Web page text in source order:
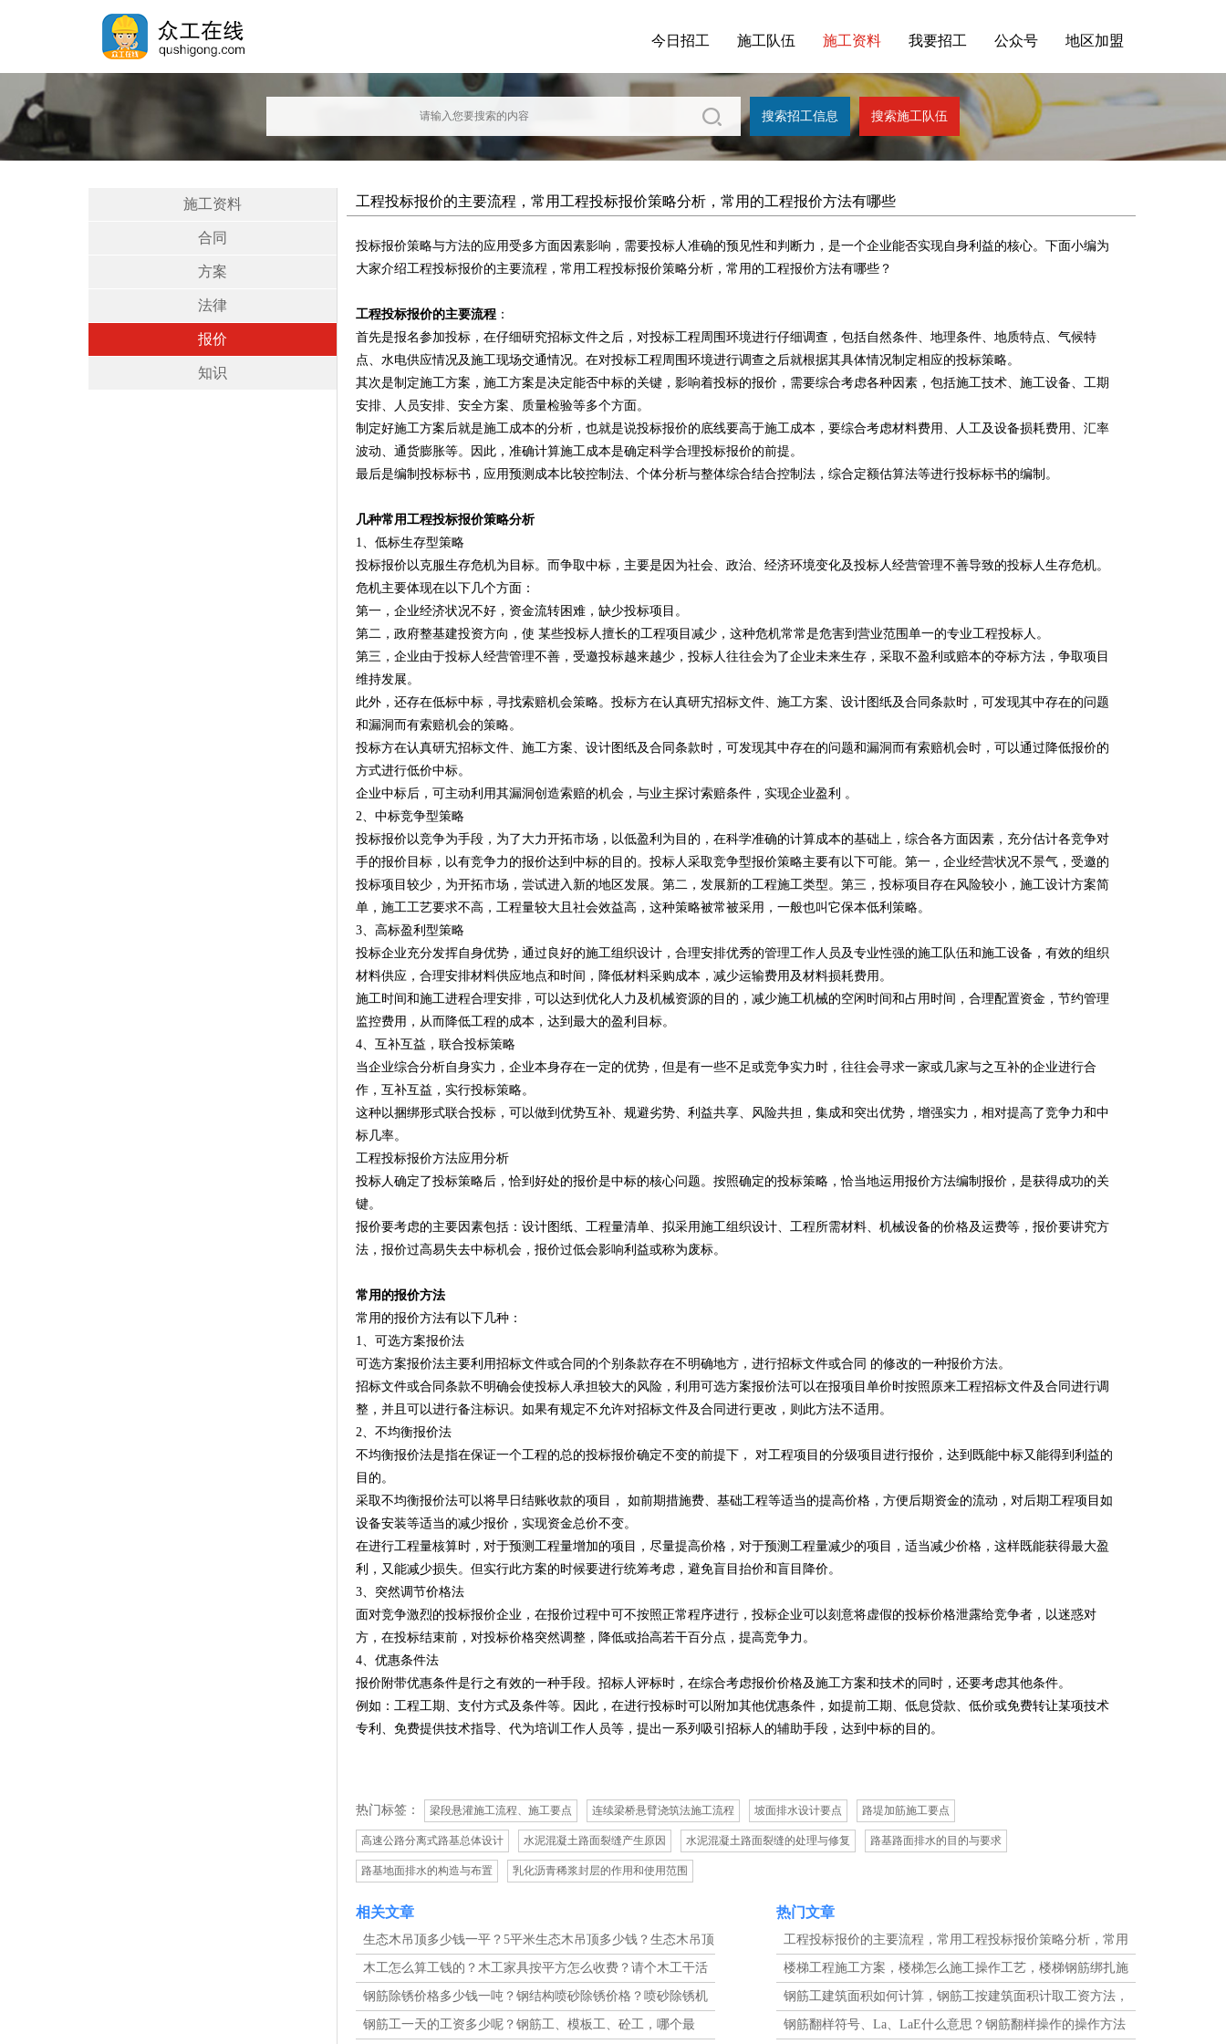
今日招工 施工队伍 施工资料 我要招工 公众号 地区加盟
施工资料
合同
方案
法律
报价
知识
工程投标报价的主要流程，常用工程投标报价策略分析，常用的工程报价方法有哪些
投标报价策略与方法的应用受多方面因素影响，需要投标人准确的预见性和判断力，是一个企业能否实现自身利益的核心。下面小编为
大家介绍工程投标报价的主要流程，常用工程投标报价策略分析，常用的工程报价方法有哪些？
工程投标报价的主要流程 ：
首先是报名参加投标，在仔细研究招标文件之后，对投标工程周围环境进行仔细调查，包括自然条件、地理条件、地质特点、气候特
点、水电供应情况及施工现场交通情况。在对投标工程周围环境进行调查之后就根据其具体情况制定相应的投标策略。
其次是制定施工方案，施工方案是决定能否中标的关键，影响着投标的报价，需要综合考虑各种因素，包括施工技术、施工设备、工期
安排、人员安排、安全方案、质量检验等多个方面。
制定好施工方案后就是施工成本的分析，也就是说投标报价的底线要高于施工成本，要综合考虑材料费用、人工及设备损耗费用、汇率
波动、通货膨胀等。因此，准确计算施工成本是确定科学合理投标报价的前提。
最后是编制投标标书，应用预测成本比较控制法、个体分析与整体综合结合控制法，综合定额估算法等进行投标标书的编制。
几种常用工程投标报价策略分析
1、低标生存型策略
投标报价以克服生存危机为目标。而争取中标，主要是因为社会、政治、经济环境变化及投标人经营管理不善导致的投标人生存危机。
危机主要体现在以下几个方面：
第一，企业经济状况不好，资金流转困难，缺少投标项目。
第二，政府整基建投资方向，使 某些投标人擅长的工程项目减少，这种危机常常是危害到营业范围单一的专业工程投标人。
第三，企业由于投标人经营管理不善，受邀投标越来越少，投标人往往会为了企业未来生存，采取不盈利或赔本的夺标方法，争取项目
维持发展。
此外，还存在低标中标，寻找索赔机会策略。投标方在认真研宄招标文件、施工方案、设计图纸及合同条款时，可发现其中存在的问题
和漏洞而有索赔机会的策略。
投标方在认真研宄招标文件、施工方案、设计图纸及合同条款时，可发现其中存在的问题和漏洞而有索赔机会时，可以通过降低报价的
方式进行低价中标。
企业中标后，可主动利用其漏洞创造索赔的机会，与业主探讨索赔条件，实现企业盈利 。
2、中标竞争型策略
投标报价以竞争为手段，为了大力开拓市场，以低盈利为目的，在科学准确的计算成本的基础上，综合各方面因素，充分估计各竞争对
手的报价目标，以有竞争力的报价达到中标的目的。投标人采取竞争型报价策略主要有以下可能。第一，企业经营状况不景气，受邀的
投标项目较少，为开拓市场，尝试进入新的地区发展。第二，发展新的工程施工类型。第三，投标项目存在风险较小，施工设计方案简
单，施工工艺要求不高，工程量较大且社会效益高，这种策略被常被采用，一般也叫它保本低利策略。
3、高标盈利型策略
投标企业充分发挥自身优势，通过良好的施工组织设计，合理安排优秀的管理工作人员及专业性强的施工队伍和施工设备，有效的组织
材料供应，合理安排材料供应地点和时间，降低材料采购成本，减少运输费用及材料损耗费用。
施工时间和施工进程合理安排，可以达到优化人力及机械资源的目的，减少施工机械的空闲时间和占用时间，合理配置资金，节约管理
监控费用，从而降低工程的成本，达到最大的盈利目标。
4、互补互益，联合投标策略
当企业综合分析自身实力，企业本身存在一定的优势，但是有一些不足或竞争实力时，往往会寻求一家或几家与之互补的企业进行合
作，互补互益，实行投标策略。
这种以捆绑形式联合投标，可以做到优势互补、规避劣势、利益共享、风险共担，集成和突出优势，增强实力，相对提高了竞争力和中
标几率。
工程投标报价方法应用分析
投标人确定了投标策略后，恰到好处的报价是中标的核心问题。按照确定的投标策略，恰当地运用报价方法编制报价，是获得成功的关
键。
报价要考虑的主要因素包括：设计图纸、工程量清单、拟采用施工组织设计、工程所需材料、机械设备的价格及运费等，报价要讲究方
法，报价过高易失去中标机会，报价过低会影响利益或称为废标。
常用的报价方法
常用的报价方法有以下几种：
1、可选方案报价法
可选方案报价法主要利用招标文件或合同的个别条款存在不明确地方，进行招标文件或合同 的修改的一种报价方法。
招标文件或合同条款不明确会使投标人承担较大的风险，利用可选方案报价法可以在报项目单价时按照原来工程招标文件及合同进行调
整，并且可以进行备注标识。如果有规定不允许对招标文件及合同进行更改，则此方法不适用。
2、不均衡报价法
不均衡报价法是指在保证一个工程的总的投标报价确定不变的前提下， 对工程项目的分级项目进行报价，达到既能中标又能得到利益的
目的。
采取不均衡报价法可以将早日结账收款的项目， 如前期措施费、基础工程等适当的提高价格，方便后期资金的流动，对后期工程项目如
设备安装等适当的减少报价，实现资金总价不变。
在进行工程量核算时，对于预测工程量增加的项目，尽量提高价格，对于预测工程量减少的项目，适当减少价格，这样既能获得最大盈
利，又能减少损失。但实行此方案的时候要进行统筹考虑，避免盲目抬价和盲目降价。
3、突然调节价格法
面对竞争激烈的投标报价企业，在报价过程中可不按照正常程序进行，投标企业可以刻意将虚假的投标价格泄露给竞争者，以迷惑对
方，在投标结束前，对投标价格突然调整，降低或抬高若干百分点，提高竞争力。
4、优惠条件法
报价附带优惠条件是行之有效的一种手段。招标人评标时，在综合考虑报价价格及施工方案和技术的同时，还要考虑其他条件。
例如：工程工期、支付方式及条件等。因此，在进行投标时可以附加其他优惠条件，如提前工期、低息贷款、低价或免费转让某项技术
专利、免费提供技术指导、代为培训工作人员等，提出一系列吸引招标人的辅助手段，达到中标的目的。
热门标签： 梁段悬灌施工流程、施工要点 连续梁桥悬臂浇筑法施工流程 坡面排水设计要点 路堤加筋施工要点
高速公路分离式路基总体设计 水泥混凝土路面裂缝产生原因 水泥混凝土路面裂缝的处理与修复 路基路面排水的目的与要求
路基地面排水的构造与布置 乳化沥青稀浆封层的作用和使用范围
相关文章
生态木吊顶多少钱一平？5平米生态木吊顶多少钱？生态木吊顶
价格一览表？
木工怎么算工钱的？木工家具按平方怎么收费？请个木工干活
算工钱时一般有几种算法？
钢筋除锈价格多少钱一吨？钢结构喷砂除锈价格？喷砂除锈机
的生产成本怎么算？
钢筋工一天的工资多少呢？钢筋工、模板工、砼工，哪个最
热门文章
工程投标报价的主要流程，常用工程投标报价策略分析，常用
的工程报价方法有哪些
楼梯工程施工方案，楼梯怎么施工操作工艺，楼梯钢筋绑扎施
工图解
钢筋工建筑面积如何计算，钢筋工按建筑面积计取工资方法，
2018年最新的钢筋工工资价格
钢筋翻样符号、La、LaE什么意思？钢筋翻样操作的操作方法